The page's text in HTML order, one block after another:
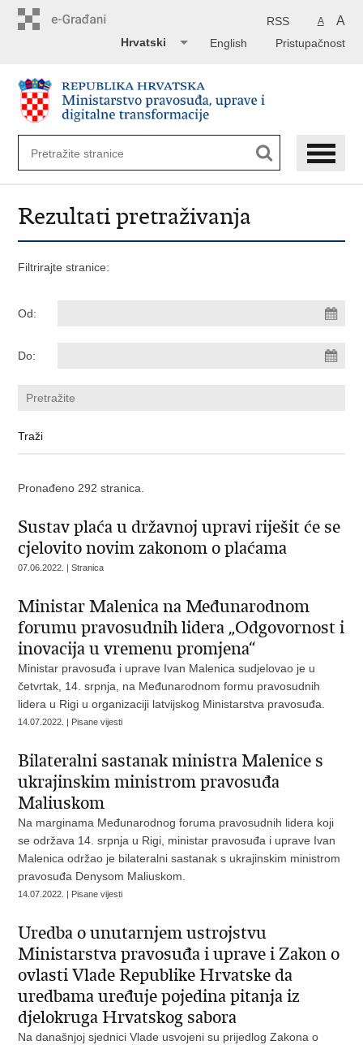
A A
RSS
Pristupačnost
English
Hrvatski
Rezultati pretraživanja
Filtrirajte stranice:
Od:
Do:
Pronađeno 292 stranica.
Sustav plaća u državnoj upravi riješit će se
cjelovito novim zakonom o plaćama
07.06.2022. | Stranica
Ministar Malenica na Međunarodnom
forumu pravosudnih lidera „Odgovornost i
inovacija u vremenu promjena“
Ministar pravosuđa i uprave Ivan Malenica sudjelovao je u
četvrtak, 14. srpnja, na Međunarodnom formu pravosudnih
lidera u Rigi u organizaciji latvijskog Ministarstva pravosuđa.
14.07.2022. | Pisane vijesti
Bilateralni sastanak ministra Malenice s
ukrajinskim ministrom pravosuđa
Maliuskom
Na marginama Međunarodnog foruma pravosudnih lidera koji
se održava 14. srpnja u Rigi, ministar pravosuđa i uprave Ivan
Malenica održao je bilateralni sastanak s ukrajinskim ministrom
pravosuđa Denysom Maliuskom.
14.07.2022. | Pisane vijesti
Uredba o unutarnjem ustrojstvu
Ministarstva pravosuđa i uprave i Zakon o
ovlasti Vlade Republike Hrvatske da
uredbama uređuje pojedina pitanja iz
djelokruga Hrvatskog sabora
Na današnjoj sjednici Vlade usvojeni su prijedlog Zakona o